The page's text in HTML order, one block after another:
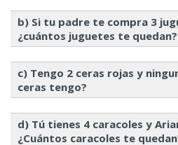
b) Si tu padre te compra 3
¿cuántos juguetes te quedan?
c) Tengo 2 ceras rojas y
ceras tengo?
d) Tú tienes 4 caracoles y
¿Cuántos caracoles te